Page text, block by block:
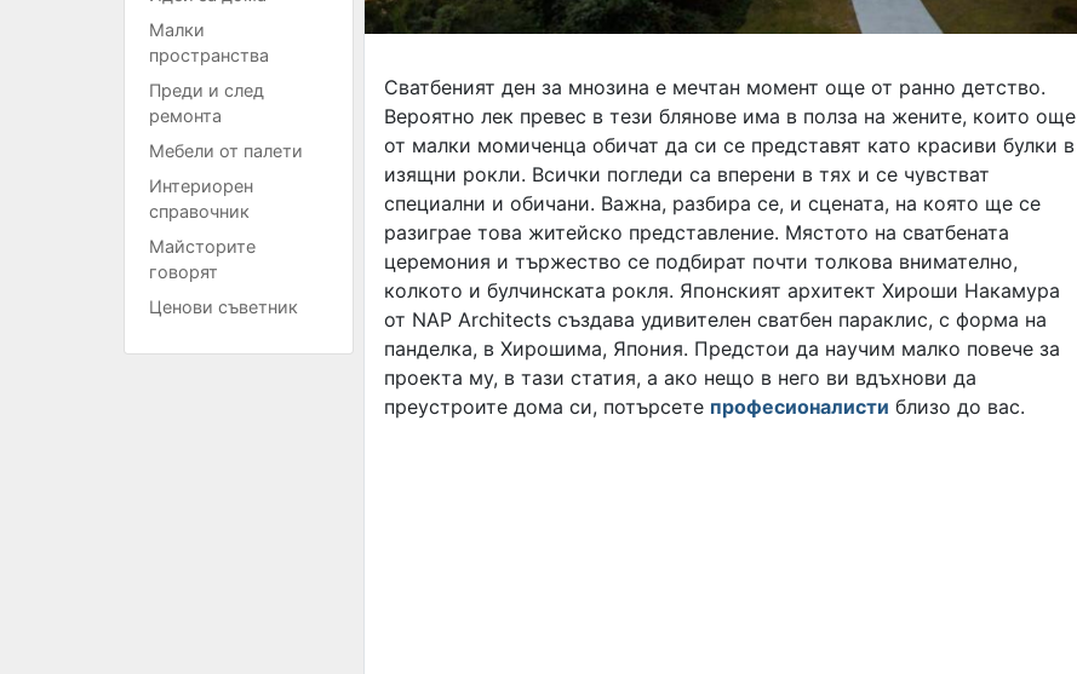
Малки
пространства
Преди и след
ремонта
Мебели от палети
Интериорен
справочник
Майсторите
говорят
Ценови съветник
Сватбеният ден за мнозина е мечтан момент още от ранно детство.
Вероятно лек превес в тези блянове има в полза на жените, които още
от малки момиченца обичат да си се представят като красиви булки в
изящни рокли. Всички погледи са вперени в тях и се чувстват
специални и обичани. Важна, разбира се, и сцената, на която ще се
разиграе това житейско представление. Мястото на сватбената
церемония и тържество се подбират почти толкова внимателно,
колкото и булчинската рокля. Японският архитект Хироши Накамура
от NAP Architects създава удивителен сватбен параклис, с форма на
панделка, в Хирошима, Япония. Предстои да научим малко повече за
проекта му, в тази статия, а ако нещо в него ви вдъхнови да
преустроите дома си, потърсете професионалисти близо до вас.